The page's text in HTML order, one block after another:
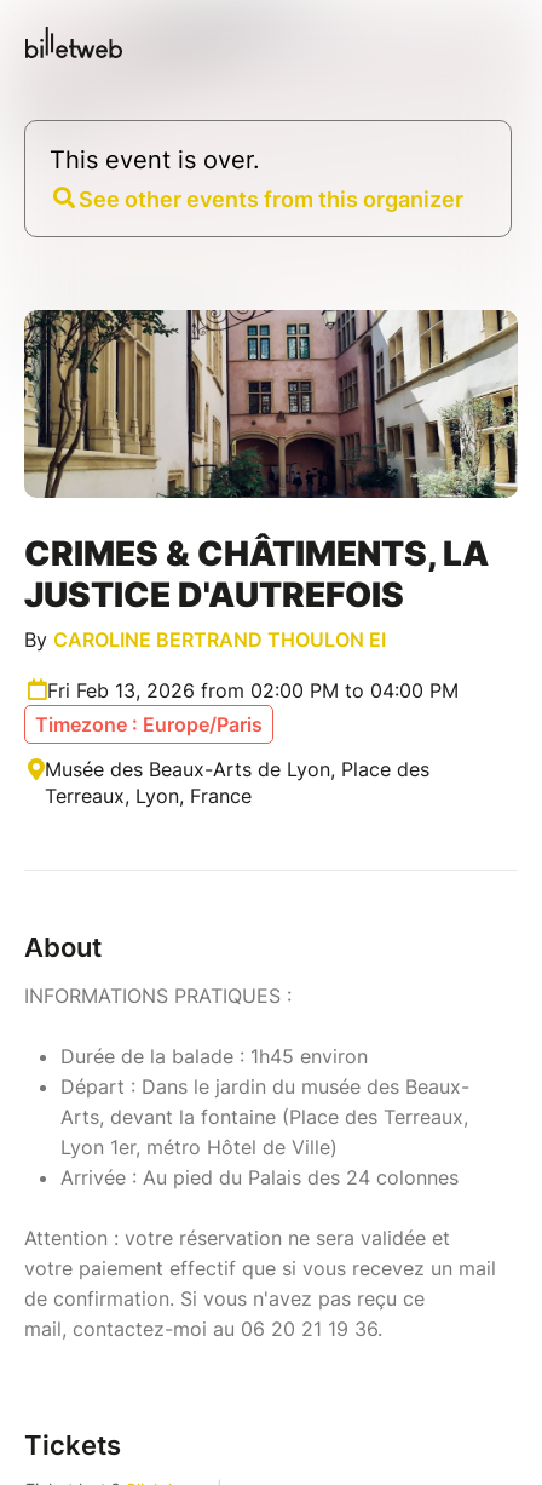
This event is over.
See other events from this organizer
CRIMES & CHÂTIMENTS, LA
JUSTICE D'AUTREFOIS
By CAROLINE BERTRAND THOULON EI
Fri Feb 13, 2026 from 02:00 PM to 04:00 PM
Timezone : Europe/Paris
Musée des Beaux-Arts de Lyon, Place des
Terreaux, Lyon, France
About
INFORMATIONS PRATIQUES :
Durée de la balade : 1h45 environ
Départ : Dans le jardin du musée des Beaux-
Arts, devant la fontaine (Place des Terreaux,
Lyon 1er, métro Hôtel de Ville)
Arrivée : Au pied du Palais des 24 colonnes
Attention : votre réservation ne sera validée et
votre paiement effectif que si vous recevez un mail
de confirmation. Si vous n'avez pas reçu ce
mail, contactez-moi au 06 20 21 19 36.
Tickets